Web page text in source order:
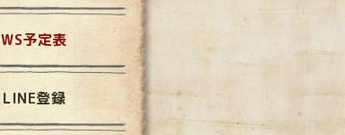
WS予定表
LINE登録